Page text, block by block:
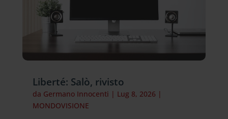
Liberté: Salò, rivisto
da Germano Innocenti | Lug 8, 2026 |
MONDOVISIONE